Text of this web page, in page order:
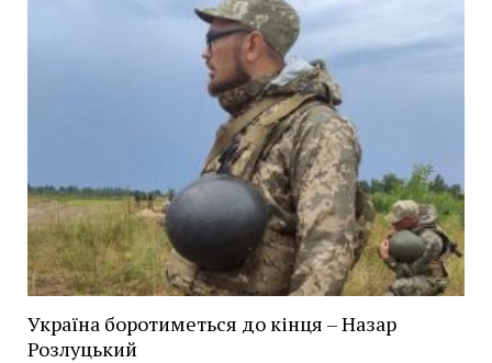
Україна боротиметься до кінця – Назар
Розлуцький